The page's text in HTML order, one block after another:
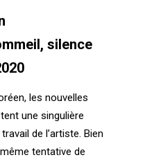
silence
les nouvelles
une singulière
de l’artiste. Bien
tentative de